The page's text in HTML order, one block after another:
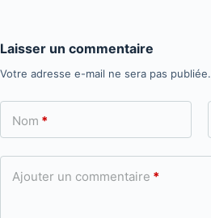
Laisser un commentaire
Votre adresse e-mail ne sera pas publiée.
Nom *
Ajouter un commentaire *